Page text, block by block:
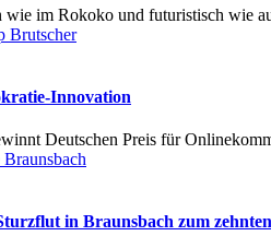
im Rokoko und futuristisch wie
Innovation
Deutschen Preis für
in Braunsbach zum